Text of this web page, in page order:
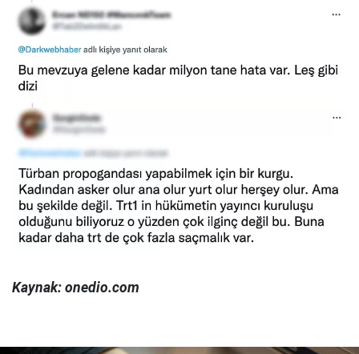
Kaynak: onedio.com